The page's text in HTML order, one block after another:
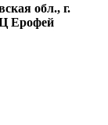
обл., г.
Ерофей